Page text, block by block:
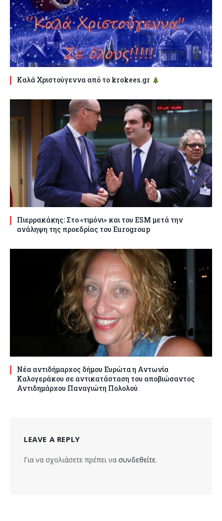
Καλά Χριστούγεννα από το krokees.gr
Πιερρακάκης: Στο «τιμόνι» και του ESM μετά την
ανάληψη της προεδρίας του Eurogroup
Νέα αντιδήμαρχος δήμου Ευρώτα η Αντωνία
Καλογεράκου σε αντικατάσταση του αποβιώσαντος
Αντιδημάρχου Παναγιώτη Πολολού
LEAVE A REPLY
Για να σχολιάσετε πρέπει να συνδεθείτε.